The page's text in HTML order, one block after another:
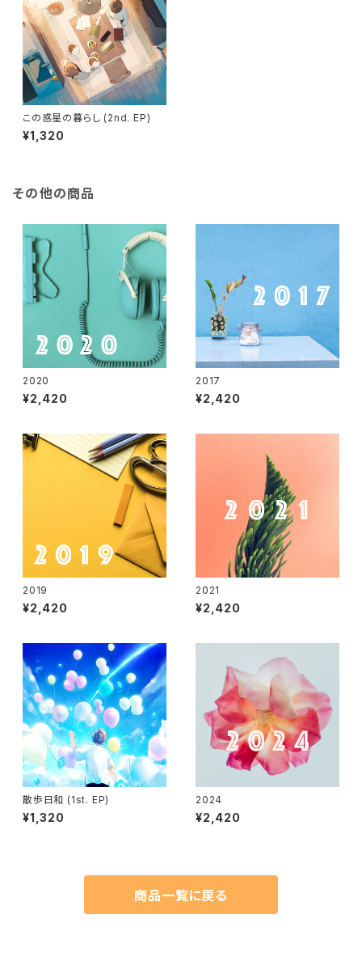
この惑星の暮らし (2nd. EP)
¥1,320
その他の商品
2020
¥2,420
2017
¥2,420
2019
¥2,420
2021
¥2,420
散歩日和 (1st. EP)
¥1,320
2024
¥2,420
商品一覧に戻る